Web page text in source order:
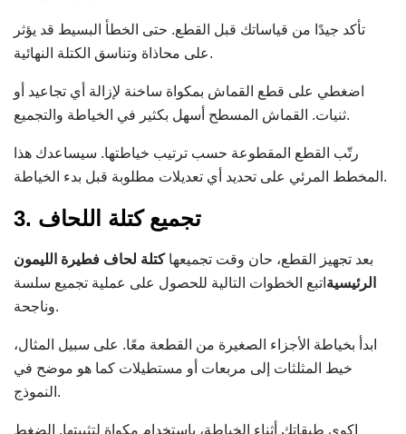
تأكد جيدًا من قياساتك قبل القطع. حتى الخطأ البسيط قد يؤثر
على محاذاة وتناسق الكتلة النهائية.
اضغطي على قطع القماش بمكواة ساخنة لإزالة أي تجاعيد أو
ثنيات. القماش المسطح أسهل بكثير في الخياطة والتجميع.
رتّب القطع المقطوعة حسب ترتيب خياطتها. سيساعدك هذا
المخطط المرئي على تحديد أي تعديلات مطلوبة قبل بدء الخياطة.
3. تجميع كتلة اللحاف
بعد تجهيز القطع، حان وقت تجميعهاكتلة لحاف فطيرة الليمون
الرئيسية اتبع الخطوات التالية للحصول على عملية تجميع سلسة
وناجحة.
ابدأ بخياطة الأجزاء الصغيرة من القطعة معًا. على سبيل المثال،
خيط المثلثات إلى مربعات أو مستطيلات كما هو موضح في
النموذج.
اكوي طبقاتك أثناء الخياطة، باستخدام مكواة لتثبيتها. الضغط